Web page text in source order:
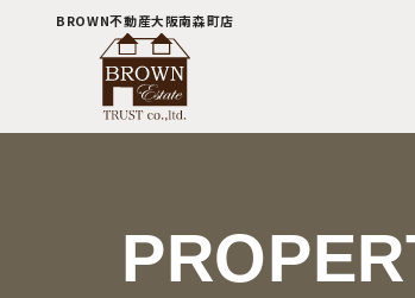
BROWN不動産大阪南森町店